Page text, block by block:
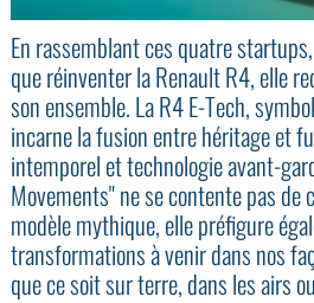
En rassemblant ces quatre
que réinventer la Renault R4, elle
son ensemble. La R4 E-Tech,
incarne la fusion entre héritage et
intemporel et technologie avant-
Movements" ne se contente pas de
modèle mythique, elle préfigure
transformations à venir dans nos
que ce soit sur terre, dans les airs